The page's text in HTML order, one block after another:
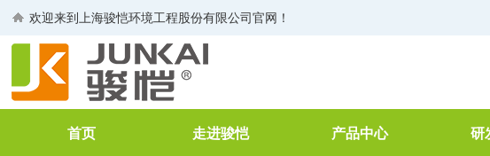
欢迎来到 上海骏恺环境工程股份有限公司官网！
首页 走进骏恺 产品中心 研